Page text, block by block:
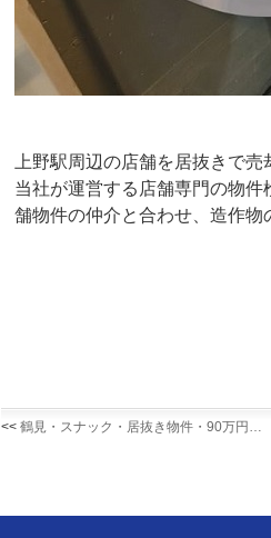
上野駅周辺の店舗を居抜きで
当社が運営する店舗専門の物
舗物件の仲介と合わせ、造作
<< 鶴見・スナック・居抜き物件・90万円…